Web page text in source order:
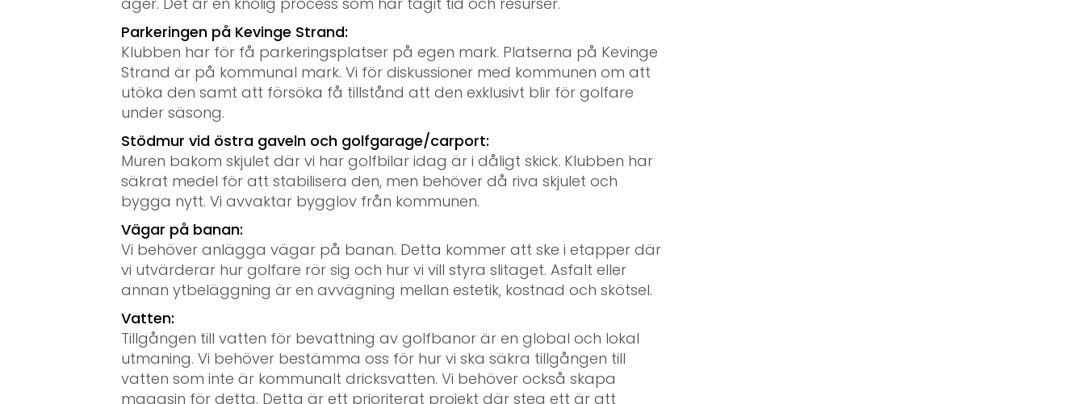
Parkeringen på Kevinge Strand:
Klubben har för få parkeringsplatser på egen mark. Platserna på Kevinge
Strand är på kommunal mark. Vi för diskussioner med kommunen om att
utöka den samt att försöka få tillstånd att den exklusivt blir för golfare
under säsong.
Stödmur vid östra gaveln och golfgarage/carport:
Muren bakom skjulet där vi har golfbilar idag är i dåligt skick. Klubben har
säkrat medel för att stabilisera den, men behöver då riva skjulet och
bygga nytt. Vi avvaktar bygglov från kommunen.
Vägar på banan:
Vi behöver anlägga vägar på banan. Detta kommer att ske i etapper där
vi utvärderar hur golfare rör sig och hur vi vill styra slitaget. Asfalt eller
annan ytbeläggning är en avvägning mellan estetik, kostnad och skötsel.
Vatten:
Tillgången till vatten för bevattning av golfbanor är en global och lokal
utmaning. Vi behöver bestämma oss för hur vi ska säkra tillgången till
vatten som inte är kommunalt dricksvatten. Vi behöver också skapa
magasin för detta. Detta är ett prioriterat projekt där steg ett är att